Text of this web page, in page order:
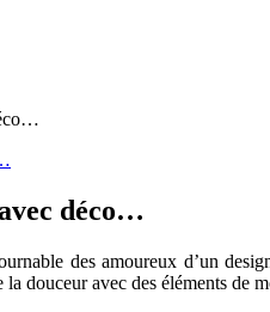
déco…
des amoureux d’un
douceur avec des éléments de